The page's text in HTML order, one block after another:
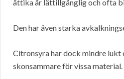
ättika är lättillgänglig och ofta
Den har även starka
Citronsyra har dock mindre lukt
skonsammare för vissa material.